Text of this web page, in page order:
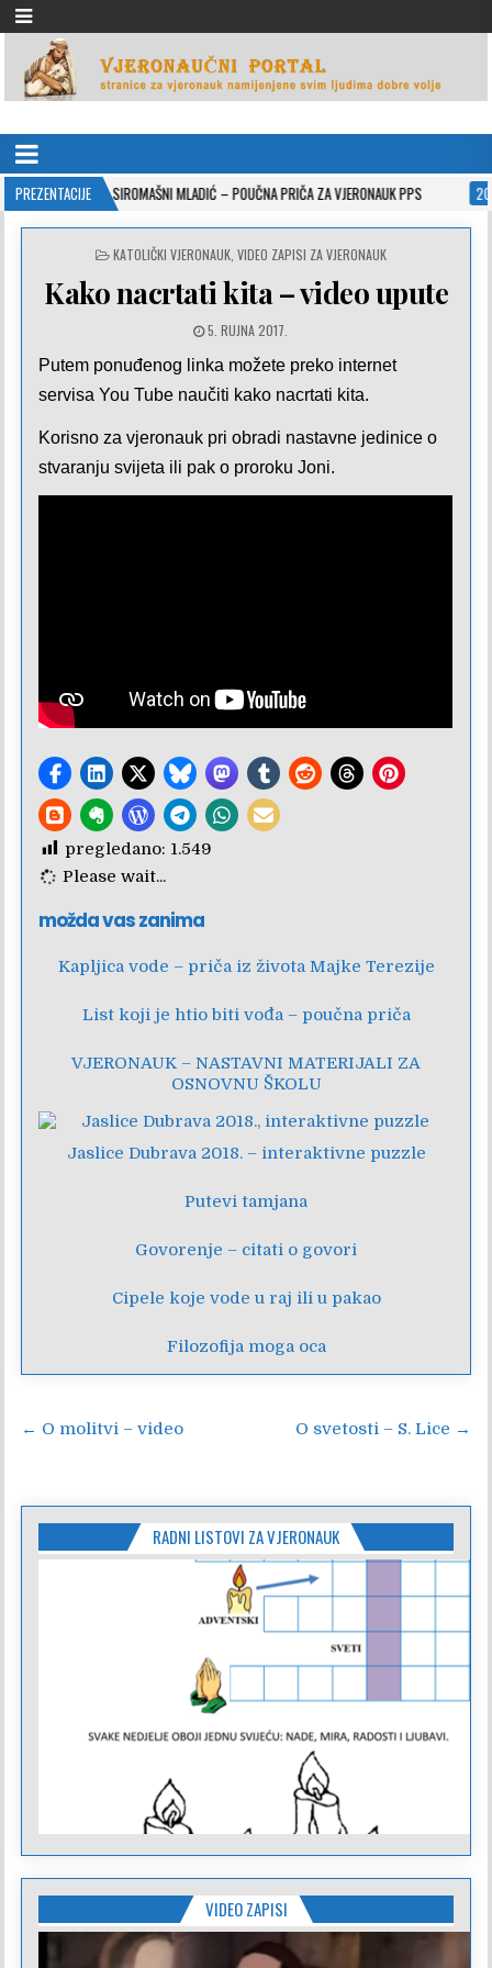
VJERONAUČNI PORTAL
PREZENTACIJE
26 SIROMAŠNI MLADIĆ – POUČNA PRIČA ZA VJERONAUK PPS 2021-05-
POSTED
KATOLIČKI VJERONAUK, VIDEO ZAPISI ZA VJERONAUK
Kako nacrtati kita – video upute
5. RUJNA 2017.
Putem ponuđenog linka možete preko internet
servisa You Tube naučiti kako nacrtati kita.
Korisno za vjeronauk pri obradi nastavne jedinice o
stvaranju svijeta ili pak o proroku Joni.
pregledano: 1.549
Please wait...
možda vas zanima
Kapljica vode – priča iz života Majke Terezije
List koji je htio biti vođa – poučna priča
VJERONAUK – NASTAVNI MATERIJALI ZA
OSNOVNU ŠKOLU
Jaslice Dubrava 2018. – interaktivne puzzle
Putevi tamjana
Govorenje – citati o govori
Cipele koje vode u raj ili u pakao
Filozofija moga oca
Navigacija
← O molitvi – video O svetosti – S. Lice →
RADNI LISTOVI ZA VJERONAUK
VIDEO ZAPISI